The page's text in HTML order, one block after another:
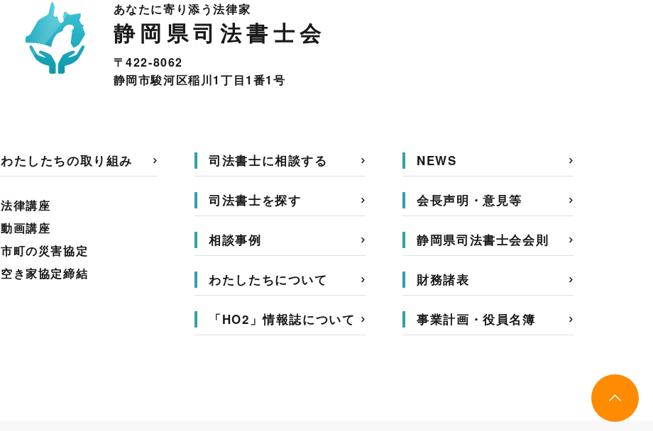
あなたに寄り添う法律家
静岡県司法書士会
〒422-8062
静岡市駿河区稲川1丁目1番1号
わたしたちの取り組み
法律講座
動画講座
市町の災害協定
空き家協定締結
司法書士に相談する
司法書士を探す
相談事例
わたしたちについて
「HO2」情報誌について
NEWS
会長声明・意見等
静岡県司法書士会会則
財務諸表
事業計画・役員名簿